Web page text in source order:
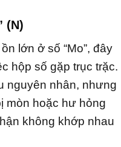
(N)
lớn ở số “Mo”, đây
hộp số gặp trục trặc.
nguyên nhân, nhưng
mòn hoặc hư hỏng
không khớp nhau